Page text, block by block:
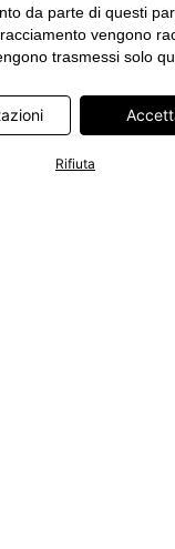
da parte di questi
vengono
trasmessi solo
GmbH, Criteo SA,
GmbH, ID5
Limited, RTB-
Rifiuta